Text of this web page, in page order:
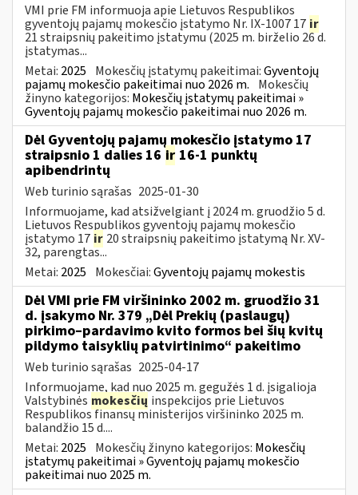
VMI prie FM informuoja apie Lietuvos Respublikos
gyventojų pajamų mokesčio įstatymo Nr. IX-1007 17 ir
21 straipsnių pakeitimo įstatymu (2025 m. birželio 26 d.
įstatymas...
Metai: 2025 Mokesčių įstatymų pakeitimai:Gyventojų
pajamų mokesčio pakeitimai nuo 2026 m. Mokesčių
žinyno kategorijos: Mokesčių įstatymų pakeitimai »
Gyventojų pajamų mokesčio pakeitimai nuo 2026 m.
Dėl Gyventojų pajamų mokesčio įstatymo 17
straipsnio 1 dalies 16 ir 16-1 punktų
apibendrintų
Web turinio sąrašas 2025-01-30
Informuojame, kad atsižvelgiant į 2024 m. gruodžio 5 d.
Lietuvos Respublikos gyventojų pajamų mokesčio
įstatymo 17 ir 20 straipsnių pakeitimo įstatymą Nr. XV-
32, parengtas...
Metai: 2025 Mokesčiai:Gyventojų pajamų mokestis
Dėl VMI prie FM viršininko 2002 m. gruodžio 31
d. įsakymo Nr. 379 „Dėl Prekių (paslaugų)
pirkimo–pardavimo kvito formos bei šių kvitų
pildymo taisyklių patvirtinimo“ pakeitimo
Web turinio sąrašas 2025-04-17
Informuojame, kad nuo 2025 m. gegužės 1 d. įsigalioja
Valstybinės mokesčių inspekcijos prie Lietuvos
Respublikos finansų ministerijos viršininko 2025 m.
balandžio 15 d....
Metai: 2025 Mokesčių žinyno kategorijos: Mokesčių
įstatymų pakeitimai » Gyventojų pajamų mokesčio
pakeitimai nuo 2025 m.